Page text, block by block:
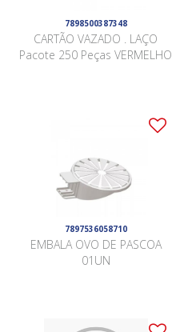
7898500387348
CARTÃO VAZADO . LAÇO
Pacote 250 Peças VERMELHO
7897536058710
EMBALA OVO DE PASCOA
01UN